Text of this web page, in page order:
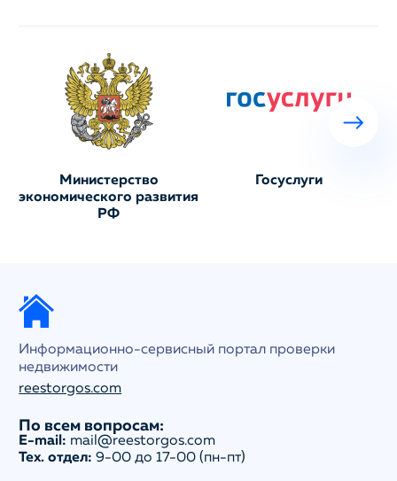
Министерство
экономического развития
РФ
Госуслуги
Информационно-сервисный портал проверки
недвижимости
reestorgos.com
По всем вопросам:
E-mail: mail@reestorgos.com
Тех. отдел: 9-00 до 17-00 (пн-пт)